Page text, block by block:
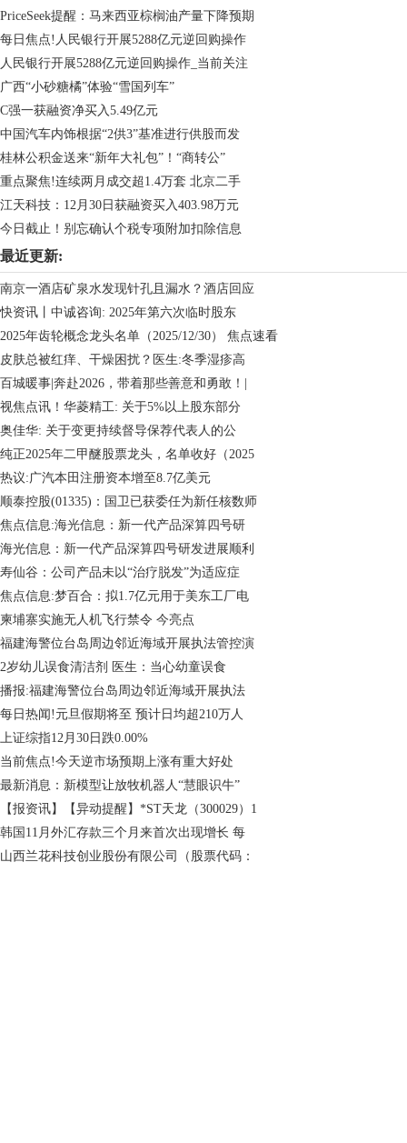
PriceSeek提醒：马来西亚棕榈油产量下降预期
每日焦点!人民银行开展5288亿元逆回购操作
人民银行开展5288亿元逆回购操作_当前关注
广西“小砂糖橘”体验“雪国列车”
C强一获融资净买入5.49亿元
中国汽车内饰根据“2供3”基准进行供股而发
桂林公积金送来“新年大礼包”！“商转公”
重点聚焦!连续两月成交超1.4万套 北京二手
江天科技：12月30日获融资买入403.98万元
今日截止！别忘确认个税专项附加扣除信息
最近更新:
南京一酒店矿泉水发现针孔且漏水？酒店回应
快资讯丨中诚咨询: 2025年第六次临时股东
2025年齿轮概念龙头名单（2025/12/30） 焦点速看
皮肤总被红痒、干燥困扰？医生:冬季湿疹高
百城暖事|奔赴2026，带着那些善意和勇敢！|
视焦点讯！华菱精工: 关于5%以上股东部分
奥佳华: 关于变更持续督导保荐代表人的公
纯正2025年二甲醚股票龙头，名单收好（2025
热议:广汽本田注册资本增至8.7亿美元
顺泰控股(01335)：国卫已获委任为新任核数师
焦点信息:海光信息：新一代产品深算四号研
海光信息：新一代产品深算四号研发进展顺利
寿仙谷：公司产品未以“治疗脱发”为适应症
焦点信息:梦百合：拟1.7亿元用于美东工厂电
柬埔寨实施无人机飞行禁令 今亮点
福建海警位台岛周边邻近海域开展执法管控演
2岁幼儿误食清洁剂 医生：当心幼童误食
播报:福建海警位台岛周边邻近海域开展执法
每日热闻!元旦假期将至 预计日均超210万人
上证综指12月30日跌0.00%
当前焦点!今天逆市场预期上涨有重大好处
最新消息：新模型让放牧机器人“慧眼识牛”
【报资讯】【异动提醒】*ST天龙（300029）1
韩国11月外汇存款三个月来首次出现增长 每
山西兰花科技创业股份有限公司（股票代码：